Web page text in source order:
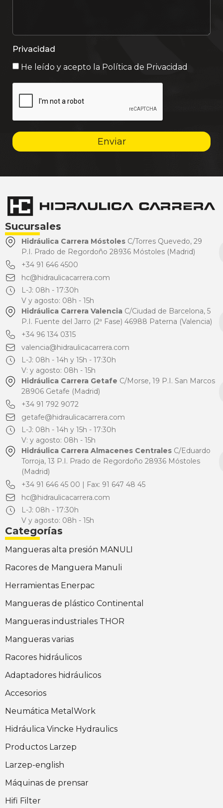
Privacidad
He leído y acepto la Política de Privacidad
Enviar
Sucursales
Hidráulica Carrera MóstolesC/Torres Quevedo, 29
P.I. Prado de Regordoño 28936 Móstoles (Madrid)
+34 91 646 4500
hc@hidraulicacarrera.com
L-J: 08h - 17:30h
V y agosto: 08h - 15h
Hidráulica Carrera ValenciaC/Ciudad de Barcelona, 5
P.I. Fuente del Jarro (2ª Fase) 46988 Paterna (Valencia)
+34 96 134 0315
valencia@hidraulicacarrera.com
L-J: 08h - 14h y 15h - 17:30h
V: y agosto: 08h - 15h
Hidráulica Carrera Getafe C/Morse, 19 P.I. San Marcos
28906 Getafe (Madrid)
+34 91 792 9072
getafe@hidraulicacarrera.com
L-J: 08h - 14h y 15h - 17:30h
V: y agosto: 08h - 15h
Hidráulica Carrera Almacenes CentralesC/Eduardo
Torroja, 13 P.I. Prado de Regordoño 28936 Móstoles
(Madrid)
+34 91 646 45 00 | Fax: 91 647 48 45
hc@hidraulicacarrera.com
L-J: 08h - 17:30h
V y agosto: 08h - 15h
Categorías
Mangueras alta presión MANULI
Racores de Manguera Manuli
Herramientas Enerpac
Mangueras de plástico Continental
Mangueras industriales THOR
Mangueras varias
Racores hidráulicos
Adaptadores hidráulicos
Accesorios
Neumática MetalWork
Hidráulica Vincke Hydraulics
Productos Larzep
Larzep-english
Máquinas de prensar
Hifi Filter